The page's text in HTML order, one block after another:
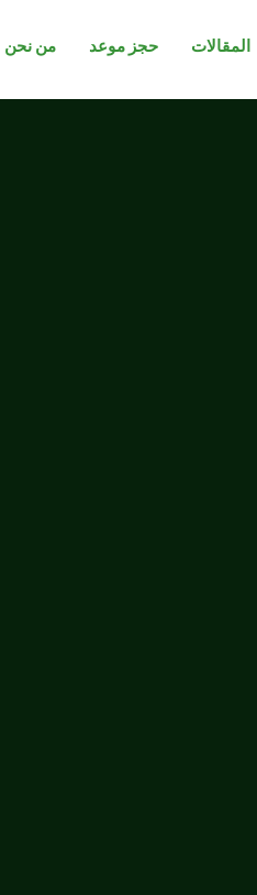
المقالات حجز موعد من نحن